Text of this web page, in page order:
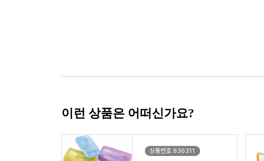
이런 상품은 어떠신가요?
상품번호 836311